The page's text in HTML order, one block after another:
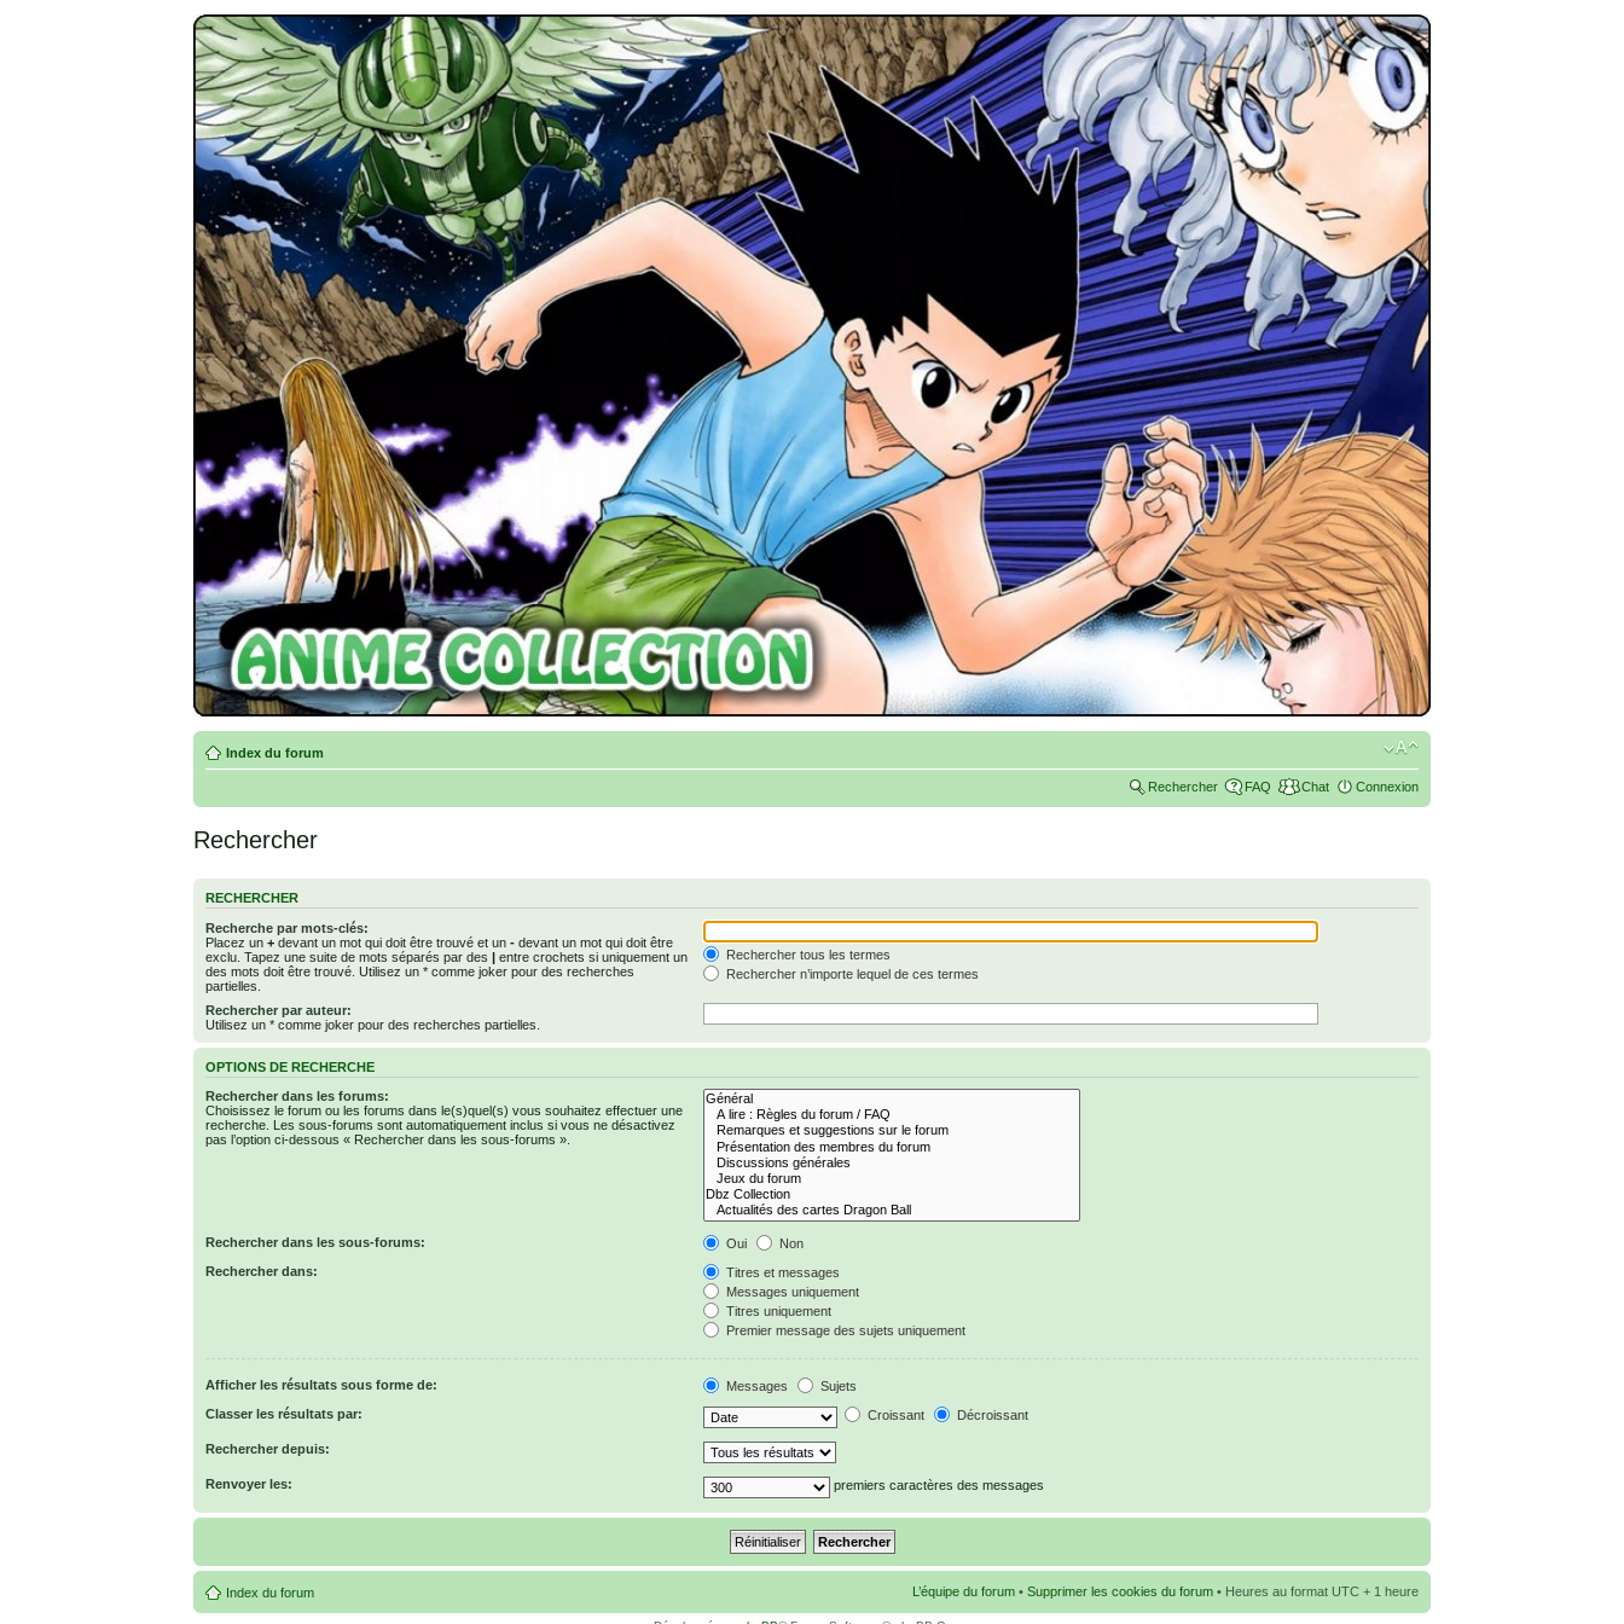
Index du forum
Rechercher FAQ Chat Connexion
Rechercher
RECHERCHER
Recherche par mots-clés:
Placez un + devant un mot qui doit être trouvé et un - devant un mot qui doit être
exclu. Tapez une suite de mots séparés par des | entre crochets si uniquement un
des mots doit être trouvé. Utilisez un * comme joker pour des recherches
partielles.
Rechercher tous les termes
Rechercher n’importe lequel de ces termes
Rechercher par auteur:
Utilisez un * comme joker pour des recherches partielles.
OPTIONS DE RECHERCHE
Rechercher dans les forums:
Choisissez le forum ou les forums dans le(s)quel(s) vous souhaitez effectuer une
recherche. Les sous-forums sont automatiquement inclus si vous ne désactivez
pas l’option ci-dessous « Rechercher dans les sous-forums ».
Rechercher dans les sous-forums: Oui
Non
Rechercher dans:
Titres et messages
Messages uniquement
Titres uniquement
Premier message des sujets uniquement
Afficher les résultats sous forme de: Messages
Sujets
Classer les résultats par:
Croissant Décroissant
Rechercher depuis:
Renvoyer les: premiers caractères des messages
Index du forum L’équipe du forum • Supprimer les cookies du forum • Heures au format UTC + 1 heure